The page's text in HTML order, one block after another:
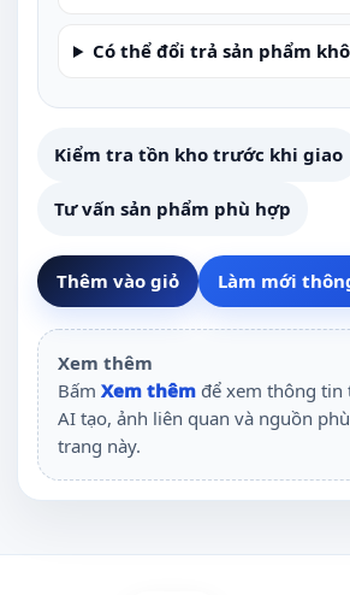
Có thể đổi trả sản phẩm
Kiểm tra tồn kho trước khi giao
Tư vấn sản phẩm phù hợp
Thêm vào giỏ Làm mới
Xem thêm
Bấm Xem thêm để xem thông tin
AI tạo, ảnh liên quan và nguồn
trang này.